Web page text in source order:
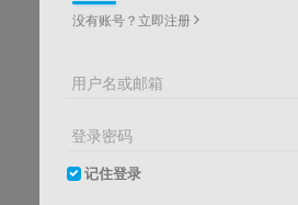
没有账号？立即注册
用户名或邮箱
登录密码
记住登录